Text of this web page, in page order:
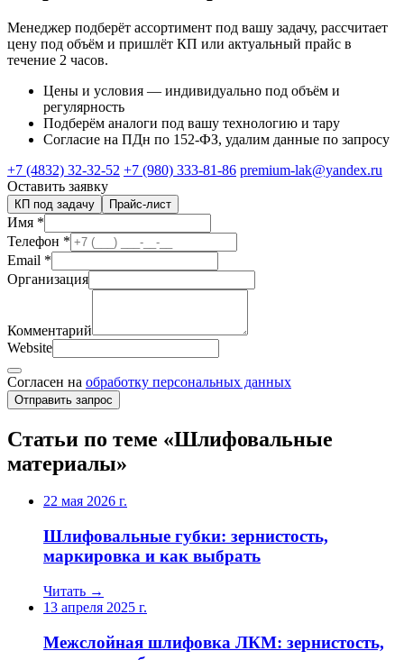
Менеджер подберёт ассортимент под вашу задачу, рассчитает
цену под объём и пришлёт КП или актуальный прайс в
течение 2 часов.
Цены и условия — индивидуально под объём и
регулярность
Подберём аналоги под вашу технологию и тару
Согласие на ПДн по 152-ФЗ, удалим данные по запросу
+7 (4832) 32-32-52 +7 (980) 333-81-86 premium-lak@yandex.ru
Оставить заявку
КП под задачу Прайс-лист
Имя *
Телефон *
Email *
Организация
Комментарий
Website
Согласен на обработку персональных данных
Отправить запрос
Статьи по теме «Шлифовальные
материалы»
22 мая 2026 г.
Шлифовальные губки: зернистость,
маркировка и как выбрать
Читать →
13 апреля 2025 г.
Межслойная шлифовка ЛКМ: зернистость,